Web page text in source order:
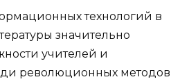
технологий в
значительно
учителей и
революционных методов